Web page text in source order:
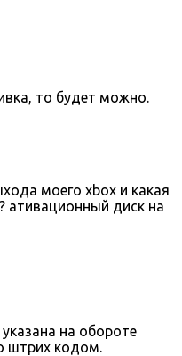
то будет можно.
моего xbox и какая
ативационный диск на
на обороте
штрих кодом.